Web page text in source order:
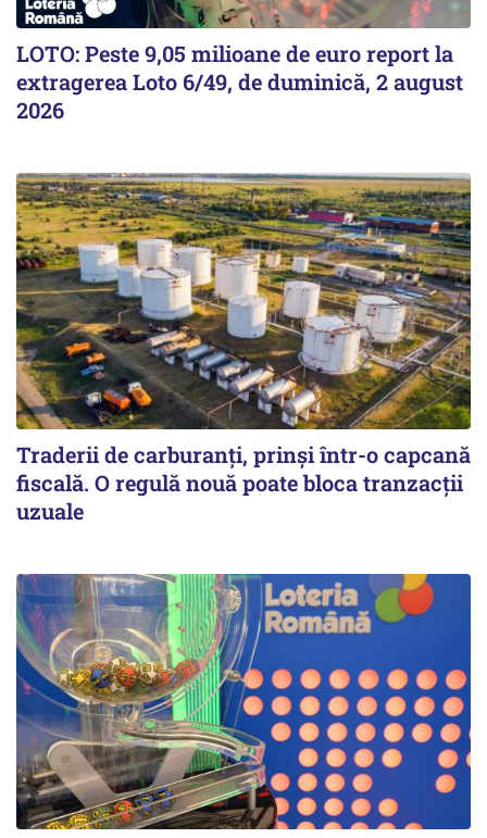
LOTO: Peste 9,05 milioane de euro report la
extragerea Loto 6/49, de duminică, 2 august
2026
Traderii de carburanți, prinși într-o capcană
fiscală. O regulă nouă poate bloca tranzacții
uzuale